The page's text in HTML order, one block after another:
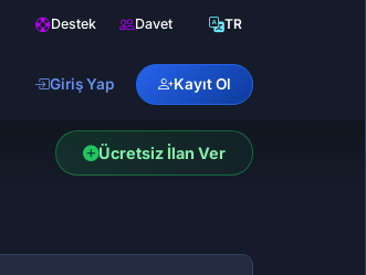
Destek Davet TR
Giriş Yap Kayıt Ol
Ücretsiz İlan Ver